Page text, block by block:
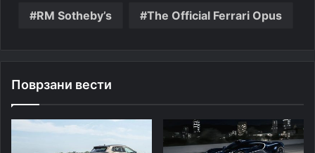
RM Sotheby’s The Official Ferrari Opus
Поврзани вести